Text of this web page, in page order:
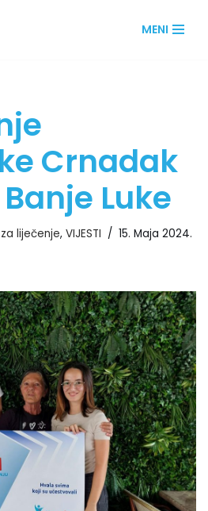
MENI
Crnadak
Luke
liječenje, VIJESTI 15. Maja 2024.